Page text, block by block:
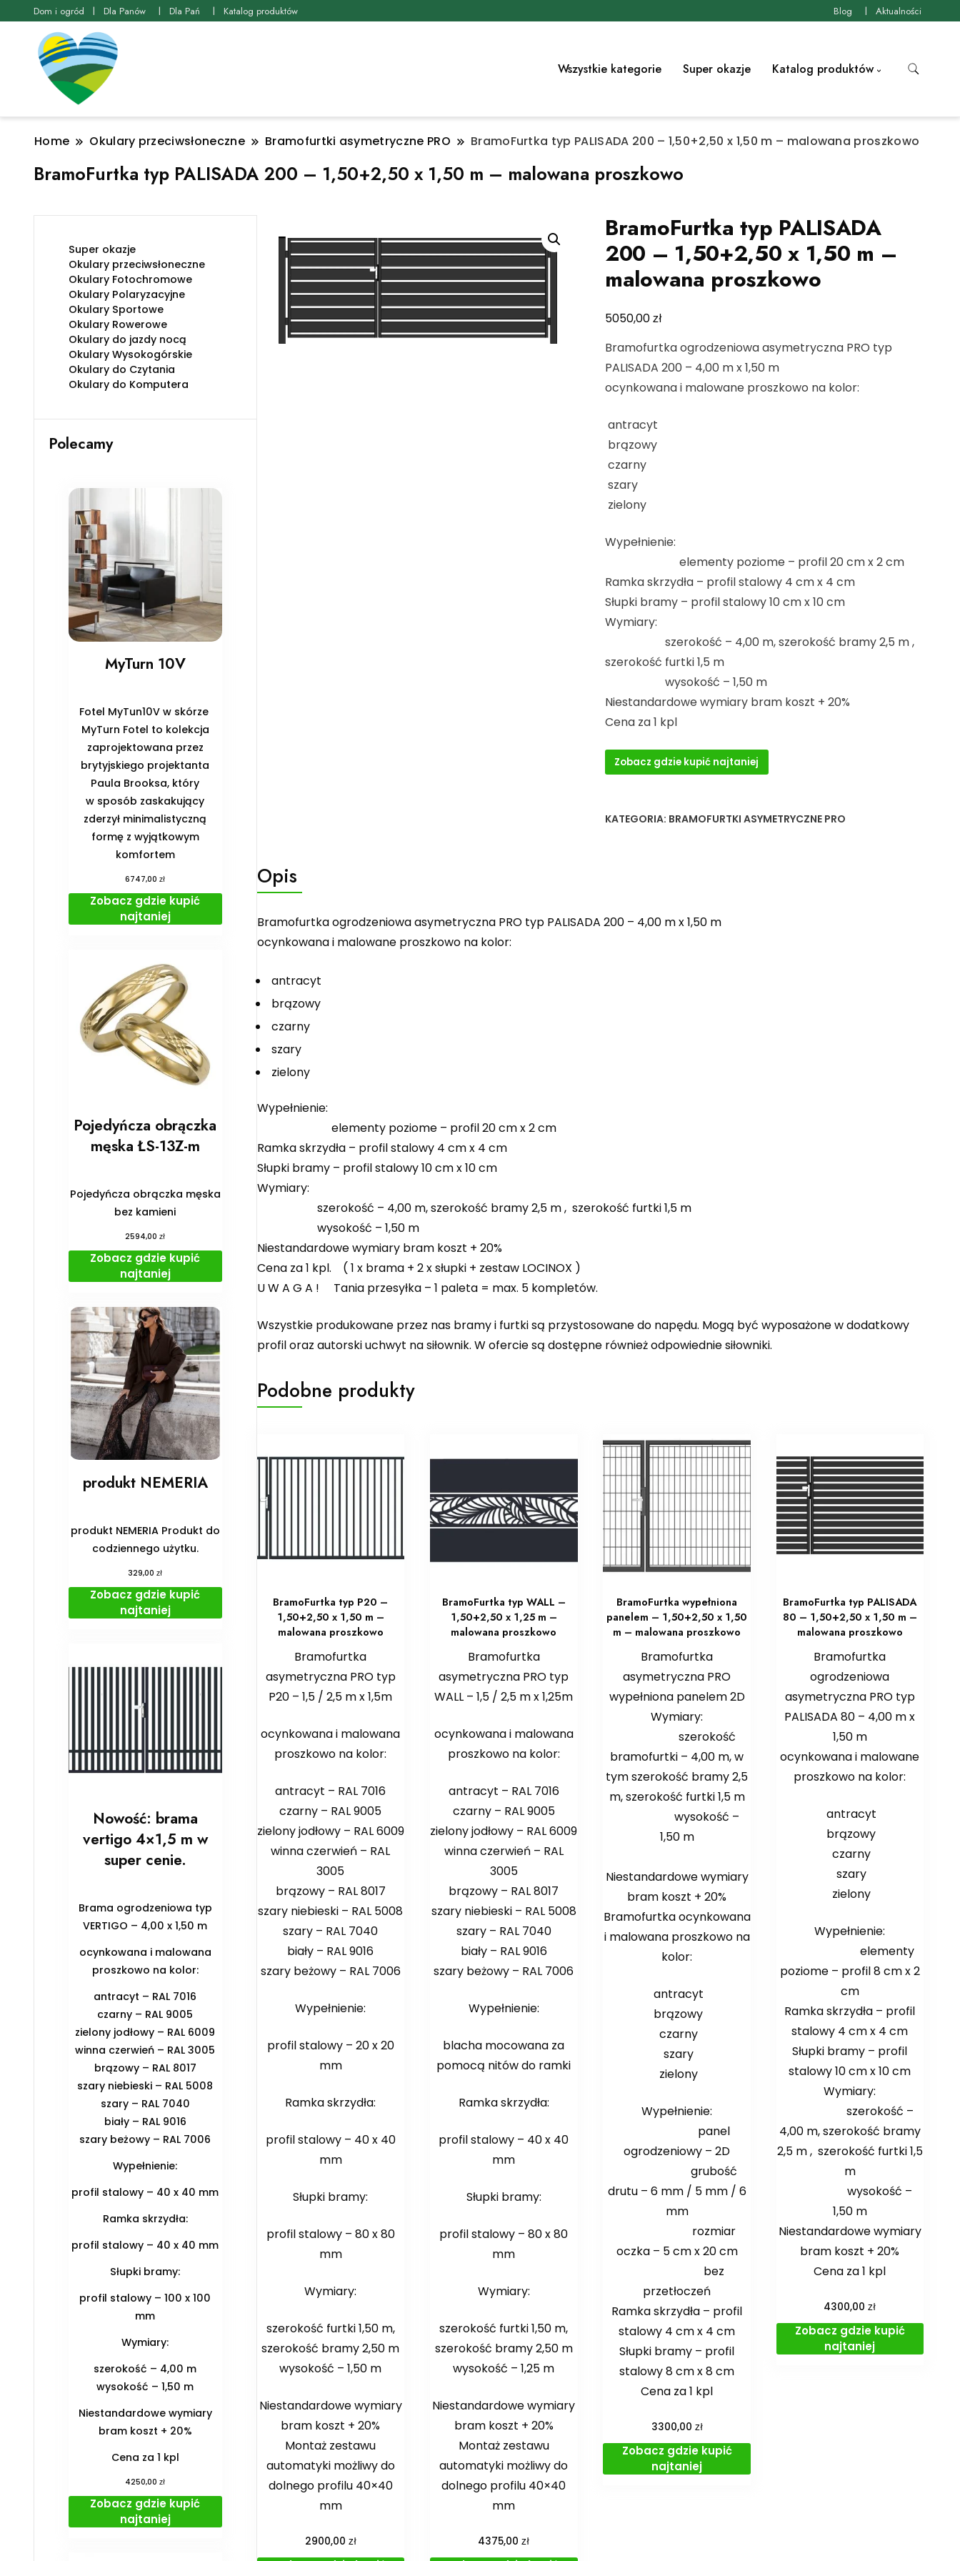
Dom i ogród Dla Panów Dla Pań Katalog produktów Blog Aktualności
Wszystkie kategorie Super okazje Katalog produktów
Home Okulary przeciwsłoneczne Bramofurtki asymetryczne PRO BramoFurtka typ PALISADA 200 – 1,50+2,50 x 1,50 m – malowana proszkowo
BramoFurtka typ PALISADA 200 – 1,50+2,50 x 1,50 m – malowana proszkowo
BramoFurtka typ PALISADA
200 – 1,50+2,50 x 1,50 m –
malowana proszkowo
5050,00zł
Bramofurtka ogrodzeniowa asymetryczna PRO typ
PALISADA 200 – 4,00 m x 1,50 m
ocynkowana i malowane proszkowo na kolor:
antracyt
brązowy
czarny
szary
zielony
Wypełnienie:
elementy poziome – profil 20 cm x 2 cm
Ramka skrzydła – profil stalowy 4 cm x 4 cm
Słupki bramy – profil stalowy 10 cm x 10 cm
Wymiary:
szerokość – 4,00 m, szerokość bramy 2,5 m ,
szerokość furtki 1,5 m
wysokość – 1,50 m
Niestandardowe wymiary bram koszt + 20%
Cena za 1 kpl
Zobacz gdzie kupić najtaniej
KATEGORIA: BRAMOFURTKI ASYMETRYCZNE PRO
Opis
Bramofurtka ogrodzeniowa asymetryczna PRO typ PALISADA 200 – 4,00 m x 1,50 m
ocynkowana i malowane proszkowo na kolor:
antracyt
brązowy
czarny
szary
zielony
Wypełnienie:
elementy poziome – profil 20 cm x 2 cm
Ramka skrzydła – profil stalowy 4 cm x 4 cm
Słupki bramy – profil stalowy 10 cm x 10 cm
Wymiary:
szerokość – 4,00 m, szerokość bramy 2,5 m , szerokość furtki 1,5 m
wysokość – 1,50 m
Niestandardowe wymiary bram koszt + 20%
Cena za 1 kpl. ( 1 x brama + 2 x słupki + zestaw LOCINOX )
U W A G A ! Tania przesyłka – 1 paleta = max. 5 kompletów.
Wszystkie produkowane przez nas bramy i furtki są przystosowane do napędu. Mogą być wyposażone w dodatkowy
profil oraz autorski uchwyt na siłownik. W ofercie są dostępne również odpowiednie siłowniki.
Podobne produkty
BramoFurtka typ P20 –
1,50+2,50 x 1,50 m –
malowana proszkowo
Bramofurtka
asymetryczna PRO typ
P20 – 1,5 / 2,5 m x 1,5m
ocynkowana i malowana
proszkowo na kolor:
antracyt – RAL 7016
czarny – RAL 9005
zielony jodłowy – RAL 6009
winna czerwień – RAL
3005
brązowy – RAL 8017
szary niebieski – RAL 5008
szary – RAL 7040
biały – RAL 9016
szary beżowy – RAL 7006
Wypełnienie:
profil stalowy – 20 x 20
mm
Ramka skrzydła:
profil stalowy – 40 x 40
mm
Słupki bramy:
profil stalowy – 80 x 80
mm
Wymiary:
szerokość furtki 1,50 m,
szerokość bramy 2,50 m
wysokość – 1,50 m
Niestandardowe wymiary
bram koszt + 20%
Montaż zestawu
automatyki możliwy do
dolnego profilu 40×40
mm
2900,00 zł
BramoFurtka typ WALL –
1,50+2,50 x 1,25 m –
malowana proszkowo
Bramofurtka
asymetryczna PRO typ
WALL – 1,5 / 2,5 m x 1,25m
ocynkowana i malowana
proszkowo na kolor:
antracyt – RAL 7016
czarny – RAL 9005
zielony jodłowy – RAL 6009
winna czerwień – RAL
3005
brązowy – RAL 8017
szary niebieski – RAL 5008
szary – RAL 7040
biały – RAL 9016
szary beżowy – RAL 7006
Wypełnienie:
blacha mocowana za
pomocą nitów do ramki
Ramka skrzydła:
profil stalowy – 40 x 40
mm
Słupki bramy:
profil stalowy – 80 x 80
mm
Wymiary:
szerokość furtki 1,50 m,
szerokość bramy 2,50 m
wysokość – 1,25 m
Niestandardowe wymiary
bram koszt + 20%
Montaż zestawu
automatyki możliwy do
dolnego profilu 40×40
mm
4375,00zł
BramoFurtka wypełniona
panelem – 1,50+2,50 x 1,50
m – malowana proszkowo
Bramofurtka
asymetryczna PRO
wypełniona panelem 2D
Wymiary:
szerokość
bramofurtki – 4,00 m, w
tym szerokość bramy 2,5
m, szerokość furtki 1,5 m
wysokość –
1,50 m
Niestandardowe wymiary
bram koszt + 20%
Bramofurtka ocynkowana
i malowana proszkowo na
kolor:
antracyt
brązowy
czarny
szary
zielony
Wypełnienie:
panel
ogrodzeniowy – 2D
grubość
drutu – 6 mm / 5 mm / 6
mm
rozmiar
oczka – 5 cm x 20 cm
bez
przetłoczeń
Ramka skrzydła – profil
stalowy 4 cm x 4 cm
Słupki bramy – profil
stalowy 8 cm x 8 cm
Cena za 1 kpl
3300,00 zł
Zobacz gdzie kupić
najtaniej
BramoFurtka typ PALISADA
80 – 1,50+2,50 x 1,50 m –
malowana proszkowo
Bramofurtka
ogrodzeniowa
asymetryczna PRO typ
PALISADA 80 – 4,00 m x
1,50 m
ocynkowana i malowane
proszkowo na kolor:
antracyt
brązowy
czarny
szary
zielony
Wypełnienie:
elementy
poziome – profil 8 cm x 2
cm
Ramka skrzydła – profil
stalowy 4 cm x 4 cm
Słupki bramy – profil
stalowy 10 cm x 10 cm
Wymiary:
szerokość –
4,00 m, szerokość bramy
2,5 m , szerokość furtki 1,5
m
wysokość –
1,50 m
Niestandardowe wymiary
bram koszt + 20%
Cena za 1 kpl
4300,00zł
Zobacz gdzie kupić
najtaniej
Super okazje
Okulary przeciwsłoneczne
Okulary Fotochromowe
Okulary Polaryzacyjne
Okulary Sportowe
Okulary Rowerowe
Okulary do jazdy nocą
Okulary Wysokogórskie
Okulary do Czytania
Okulary do Komputera
Polecamy
MyTurn 10V
Fotel MyTun10V w skórze
MyTurn Fotel to kolekcja
zaprojektowana przez
brytyjskiego projektanta
Paula Brooksa, który
w sposób zaskakujący
zderzył minimalistyczną
formę z wyjątkowym
komfortem
6747,00zł
Zobacz gdzie kupić
najtaniej
Pojedyńcza obrączka
męska ŁS-13Z-m
Pojedyńcza obrączka męska
bez kamieni
2594,00zł
Zobacz gdzie kupić
najtaniej
produkt NEMERIA
produkt NEMERIA Produkt do
codziennego użytku.
329,00zł
Zobacz gdzie kupić
najtaniej
Nowość: brama
vertigo 4×1,5 m w
super cenie.
Brama ogrodzeniowa typ
VERTIGO – 4,00 x 1,50 m
ocynkowana i malowana
proszkowo na kolor:
antracyt – RAL 7016
czarny – RAL 9005
zielony jodłowy – RAL 6009
winna czerwień – RAL 3005
brązowy – RAL 8017
szary niebieski – RAL 5008
szary – RAL 7040
biały – RAL 9016
szary beżowy – RAL 7006
Wypełnienie:
profil stalowy – 40 x 40 mm
Ramka skrzydła:
profil stalowy – 40 x 40 mm
Słupki bramy:
profil stalowy – 100 x 100
mm
Wymiary:
szerokość – 4,00 m
wysokość – 1,50 m
Niestandardowe wymiary
bram koszt + 20%
Cena za 1 kpl
4250,00zł
Zobacz gdzie kupić
najtaniej